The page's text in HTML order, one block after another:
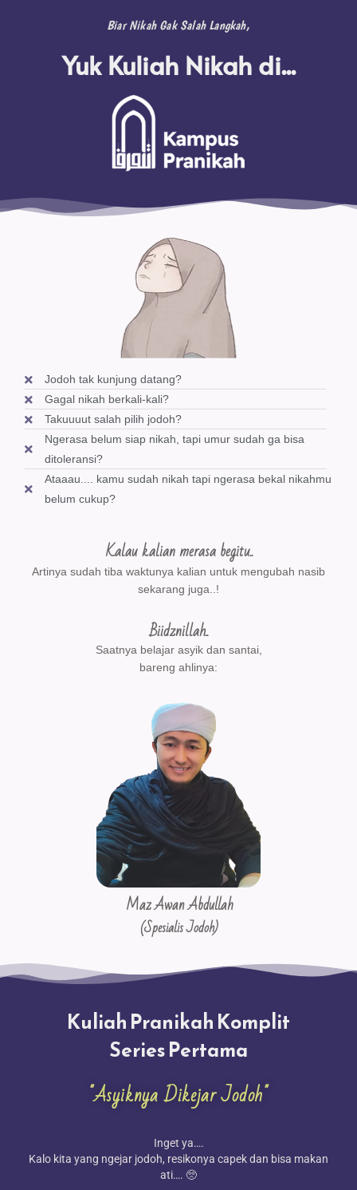
Biar Nikah Gak Salah Langkah,
Yuk Kuliah Nikah di...
Jodoh tak kunjung datang?
Gagal nikah berkali-kali?
Takuuuut salah pilih jodoh?
Ngerasa belum siap nikah, tapi umur sudah ga bisa
ditoleransi?
Ataaau.... kamu sudah nikah tapi ngerasa bekal nikahmu
belum cukup?
Kalau kalian merasa begitu..
Artinya sudah tiba waktunya kalian untuk mengubah nasib
sekarang juga..!
Biidznillah..
Saatnya belajar asyik dan santai,
bareng ahlinya:
Maz Awan Abdullah
(Spesialis Jodoh)
Kuliah Pranikah Komplit
Series Pertama
"Asyiknya Dikejar Jodoh"
Inget ya….
Kalo kita yang ngejar jodoh, resikonya capek dan bisa makan
ati…. 🥺